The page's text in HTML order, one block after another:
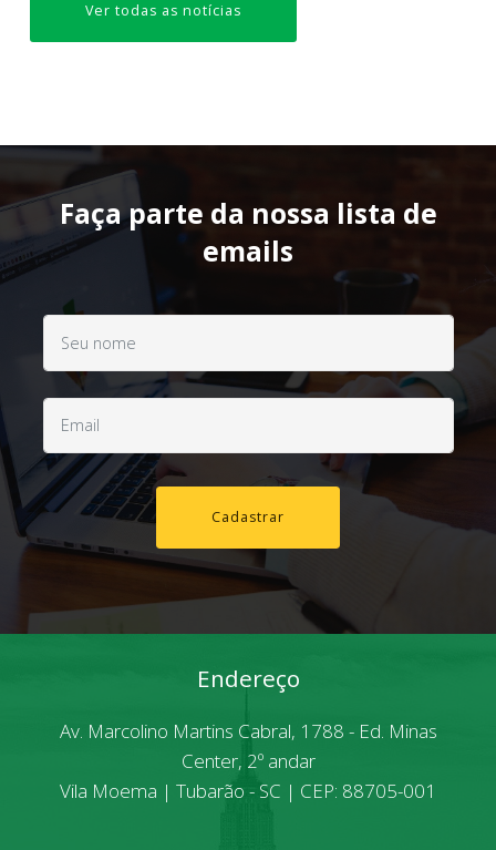
Ver todas as notícias
Faça parte da nossa lista de
emails
Cadastrar
Endereço
Av. Marcolino Martins Cabral, 1788 - Ed. Minas
Center, 2º andar
Vila Moema | Tubarão - SC | CEP: 88705-001